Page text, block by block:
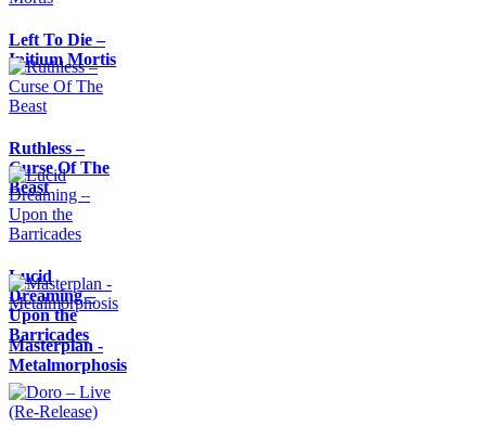
Left To Die –
Initium Mortis
Ruthless –
Curse Of The
Beast
Lucid
Dreaming –
Upon the
Barricades
Masterplan -
Metalmorphosis